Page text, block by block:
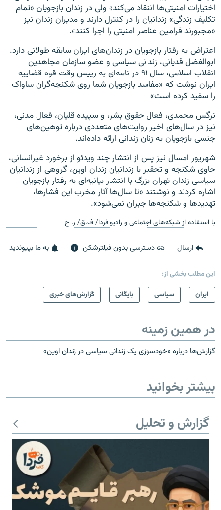
اختیارات امنیتی‌ها انتقاد می‌کند» ولی در زندان بازجویان «تمام
تکلیف زندگی» زندانیان را در کنترل دارند و مدیران زندان نیز
«مجبورند فرامین عناصر امنیتی را اجرا کنند».
اعتراض به رفتار بازجویان در زندان‌های ایران سابقه طولانی دارد.
ابوالفضل قديانی، زندانی سياسی و عضو سازمان مجاهدين
انقلاب اسلامی، سال ۹۱ در نامه‌ای به رييس وقت قوه قضاييه
ايران نوشت که «مفاسد بازجويان شما روی شکنجه‌گران ساواک
را سفيد کرده است»
نرگس محمدی، فعال حقوق بشر، و سپیده قلیان، فعال مدنی،
نیز در سال‌های اخیر روایت‌های متعددی درباره توهین‌های
جنسی بازجویان به زنان زندانی ارائه داده‌اند.
شهریور امسال نیز پس از انتشار چند ویدئو از برخورد غیرانسانی،
حاوی شکنجه و تحقیر با زندانیان زندان اوین، گروهی از زندانیان
سیاسی زندان تهران بزرگ با انتشار بیانیه‌ای به رفتار بازجویان
اشاره کردند و نوشتند «تا سال‌ها آثار مخرب این فشارها،
تهدیدها و شکنجه‌ها جبران نمی‌شود».
با استفاده از شبکه‌های اجتماعی و رادیو فردا/ ف.ق/ ر. ح
ارسال دسترسی بدون فیلترشکن به ما بپیوندید
این مطلب بخشی از:
ايران
سیاسی بایگانی گزارش‌های خبری
در همین زمینه
گزارش‌ها درباره «خودسوزی یک زندانی سیاسی در زندان اوین»
بیشتر بخوانید
گزارش و تحلیل